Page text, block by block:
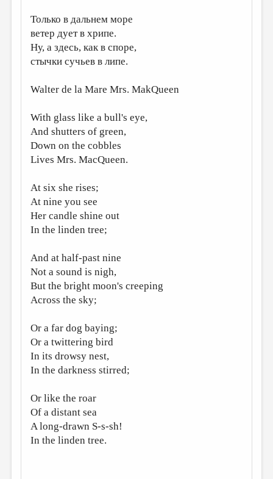
РЕДКОЛЛЕГИЯ
ОТ РЕДАКЦИИ
МАЛАЯ ПРОЗА
ЭССЕИСТИКА
КУЛЬТУРОВЕДЕНИЕ
ПУБЛИЦИСТИКА
ЦИКЛЫ ПУБЛИКАЦИЙ
ТРЕДИАКОВСКИЙ
МЕДИА
ВКОНТАКТЕ
Только в дальнем море
ветер дует в хрипе.
Ну, а здесь, как в споре,
стычки сучьев в липе.
Walter de la Mare Мrs. MakQueen
With glass like a bull's eye,
And shutters of green,
Down on the cobbles
Lives Mrs. MacQueen.
At six she rises;
At nine you see
Her candle shine out
In the linden tree;
And at half-past nine
Not a sound is nigh,
But the bright moon's creeping
Across the sky;
Or a far dog baying;
Or a twittering bird
In its drowsy nest,
In the darkness stirred;
Or like the roar
Of a distant sea
A long-drawn S-s-sh!
In the linden tree.